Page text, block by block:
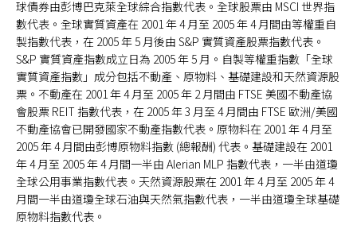
球債券由彭博巴克萊全球綜合指數代表。全球股票由 MSCI 世界指
數代表。全球實質資產在 2001 年 4 月至 2005 年 4 月間由等權重自
製指數代表，在 2005 年 5 月後由 S&P 實質資產股票指數代表。
S&P 實質資產指數成立日為 2005 年 5 月。自製等權重指數「全球
實質資產指數」成分包括不動產、原物料、基礎建設和天然資源股
票。不動產在 2001 年 4 月至 2005 年 2 月間由 FTSE 美國不動產協
會股票 REIT 指數代表，在 2005 年 3 月至 4 月間由 FTSE 歐洲/美國
不動產協會已開發國家不動產指數代表。原物料在 2001 年 4 月至
2005 年 4 月間由彭博原物料指數 (總報酬) 代表。基礎建設在 2001
年 4 月至 2005 年 4 月間一半由 Alerian MLP 指數代表，一半由道瓊
全球公用事業指數代表。天然資源股票在 2001 年 4 月至 2005 年 4
月間一半由道瓊全球石油與天然氣指數代表，一半由道瓊全球基礎
原物料指數代表。